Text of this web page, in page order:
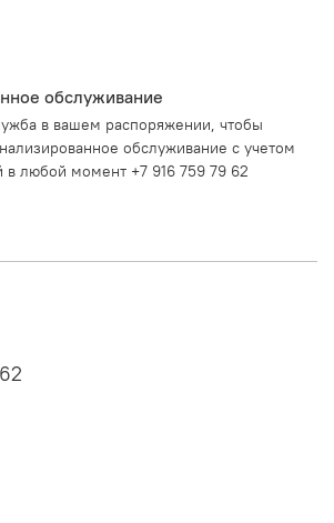
обслуживание
в вашем распоряжении, чтобы
обслуживание с учетом
в любой момент +7 916 759 79 62